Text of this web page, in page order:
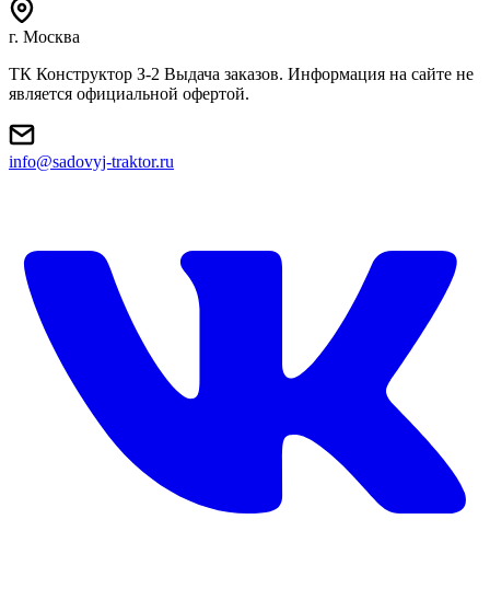
г. Москва
ТК Конструктор З-2 Выдача заказов. Информация на сайте не
является официальной офертой.
info@sadovyj-traktor.ru